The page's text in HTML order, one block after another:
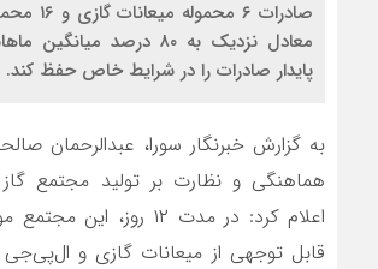
صادرات ۶
معادل نزدیک به ۸۰ درصد
پایدار صادرات را در شرایط خاص حفظ کند.
به گزارش خبرنگار سورا، عبدالرحمان
هماهنگی و نظارت بر تولید مجتمع
اعلام کرد: در مدت ۱۲ روز،
قابل توجهی از میعانات گازی و ال‌پی‌جی